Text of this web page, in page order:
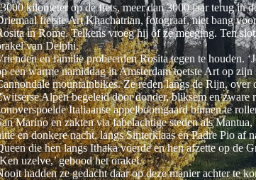
kilometer op de fiets, meer dan 3000 jaar terug in
fietste Art Khachatrian, fotograaf, niet bang
in Rome. Telkens vroeg hij of ze meeging. Ten
van Delphi.
en familie probeerden Rosita tegen te houden.
een warme namiddag in Amsterdam toetste Art op
mountainbikes. Ze reden langs de Rijn,
Alpen begeleid door donder, bliksem en zware
Italiaanse appelboomgaard binnen te
Marino en zakten via fabelachtige steden als
en donkere nacht, langs Sinterklaas en Padre Pio af
die hen langs Ithaka voerde en hen afzette op de
uzelve,’ gebood het orakel.
hadden ze gedacht daar op deze manier achter te